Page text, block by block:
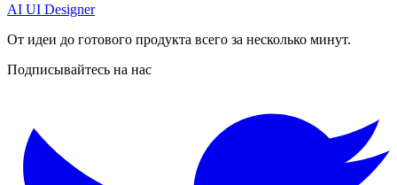
AI UI Designer
От идеи до готового продукта всего за несколько минут.
Подписывайтесь на нас